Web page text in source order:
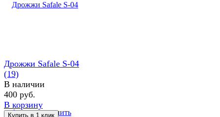
избранное сравнить
Дрожжи Safale S-04
(19)
В наличии
400 руб.
В корзину